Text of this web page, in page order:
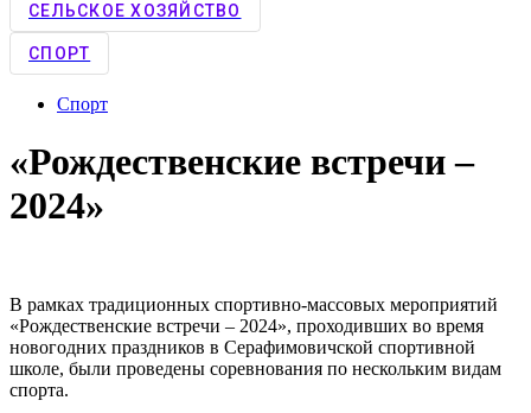
СЕЛЬСКОЕ ХОЗЯЙСТВО
СПОРТ
Спорт
«Рождественские встречи –
2024»
В рамках традиционных спортивно-массовых мероприятий
«Рождественские встречи – 2024», проходивших во время
новогодних праздников в Серафимовичской спортивной
школе, были проведены соревнования по нескольким видам
спорта.